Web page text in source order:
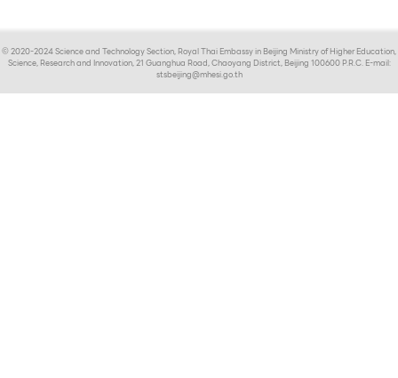
© 2020-2024 Science and Technology Section, Royal Thai Embassy in Beijing Ministry of Higher Education,
Science, Research and Innovation, 21 Guanghua Road, Chaoyang District, Beijing 100600 P.R.C. E-mail:
stsbeijing@mhesi.go.th